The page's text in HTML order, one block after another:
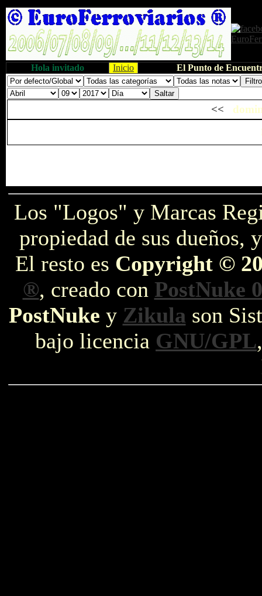
Hola invitado Inicio El Punto de
<<
Los "Logos" y Marcas
propiedad de sus dueños,
El resto es Copyright ©
®, creado con PostNuke
PostNuke y Zikula son
bajo licencia GNU/GPL